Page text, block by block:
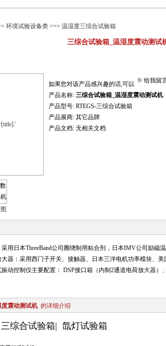
环境试验设备类>>> 温湿度三综合试验箱
三综合试验箱_温湿度震动测试
如果您对该产品感兴趣的话,可以 给我留
产品名称: 三综合试验箱_温湿度震动测试机
产品型号: RTEGS-三综合试验箱
产品展商: 其它品牌
产品文档: 无相关文档
用日本ThreeBand公司圈绕制用粘合剂，日本IMV公司励磁
器：采用西门子开关、接触器、日本三洋电机功率模块、
动控制仪主要配置： DSP接口箱（内制2通道电荷放大器）
震动测试机 的详细介绍
综合试验箱| 氙灯试验箱